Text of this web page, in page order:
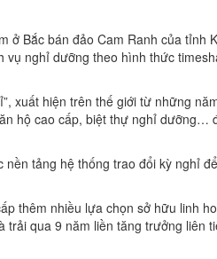
ở Bắc bán đảo Cam Ranh của tỉnh
nghỉ dưỡng theo hình thức
xuất hiện trên thế giới từ những
hộ cao cấp, biệt thự nghỉ dưỡng…
tảng hệ thống trao đổi kỳ nghỉ
thêm nhiều lựa chọn sở hữu linh
qua 9 năm liền tăng trưởng liên